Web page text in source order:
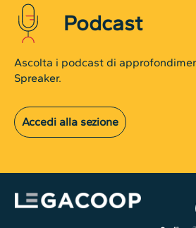
Podcast
Ascolta i podcast di
Spreaker.
Accedi alla sezione